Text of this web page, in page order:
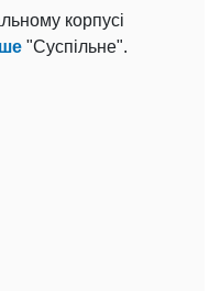
корпусі
"Суспільне".